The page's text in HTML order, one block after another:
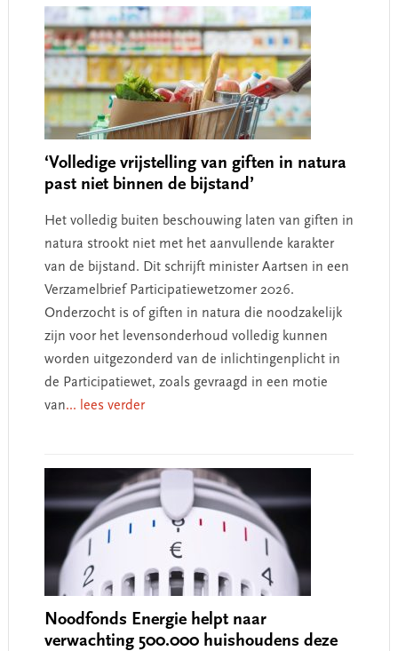
‘Volledige vrijstelling van giften in natura
past niet binnen de bijstand’
Het volledig buiten beschouwing laten van giften in
natura strookt niet met het aanvullende karakter
van de bijstand. Dit schrijft minister Aartsen in een
Verzamelbrief Participatiewetzomer 2026.
Onderzocht is of giften in natura die noodzakelijk
zijn voor het levensonderhoud volledig kunnen
worden uitgezonderd van de inlichtingenplicht in
de Participatiewet, zoals gevraagd in een motie
van... lees verder
Noodfonds Energie helpt naar
verwachting 500.000 huishoudens deze